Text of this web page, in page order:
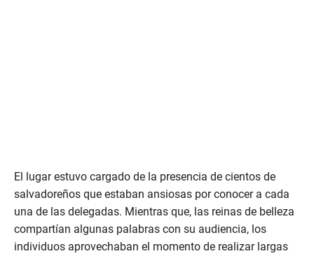
El lugar estuvo cargado de la presencia de cientos de
salvadoreños que estaban ansiosas por conocer a cada
una de las delegadas. Mientras que, las reinas de belleza
compartían algunas palabras con su audiencia, los
individuos aprovechaban el momento de realizar largas